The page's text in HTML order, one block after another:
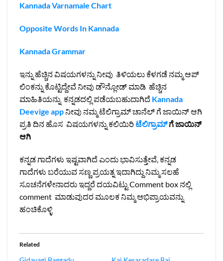
Kannada Varnamale Chart
Opposite Words In Kannada
Kannada Grammar
ಇನ್ನು ಹೆಚ್ಚಿನ ವಿಷಯಗಳನ್ನು ನೀವು ತಿಳಿಯಲು ಕೆಳಗಡೆ ನಮ್ಮ ಆಪ್
ಲಿಂಕನ್ನು ಕೊಟ್ಟಿದ್ದೇವೆ ನೀವು ಡೌನ್ಲೋಡ್ ಮಾಡಿ ಹೆಚ್ಚಿನ
ಮಾಹಿತಿಯನ್ನು ಕನ್ನಡದಲ್ಲಿ ಪಡೆಯಬಹುದಾಗಿದೆ Kannada
Deevige appನೀವು ನಮ್ಮ ಟೆಲಿಗ್ರಾಮ್ ಚಾನೆಲ್ ಗೆ ಜಾಯಿನ್ ಆಗಿ
ಪ್ರತಿ ದಿನ ಹೊಸ ವಿಷಯಗಳನ್ನು ಕಲಿಯಿರಿಟೆಲಿಗ್ರಾಮ್ಗೆ ಜಾಯಿನ್
ಆಗಿ
ಕನ್ನಡ ಗಾದೆಗಳು ಇಷ್ಟವಾಗಿದೆ ಎಂದು ಭಾವಿಸುತ್ತೇವೆ, ಕನ್ನಡ
ಗಾದೆಗಳು ಬರೆಯುವ ಸಣ್ಣ ಪ್ರಯತ್ನ ಇದಾಗಿದ್ದು ನಿಮ್ಮ ಸಲಹೆ
ಸೂಚನೆಗಳೇನಾದರು ಇದ್ದರೆ ದಯವಿಟ್ಟು Comment box ನಲ್ಲಿ
comment ಮಾಡುವುದರ ಮೂಲಕ ನಿಮ್ಮ ಅಭಿಪ್ರಾಯವನ್ನು
ಹಂಚಿಕೊಳ್ಳಿ
Related